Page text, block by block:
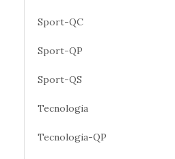
Sport-QC
Sport-QP
Sport-QS
Tecnologia
Tecnologia-QP